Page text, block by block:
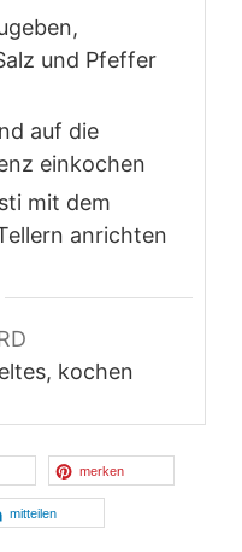
und Pfeffer
auf die
einkochen
mit dem
anrichten
kochen
merken
mitteilen